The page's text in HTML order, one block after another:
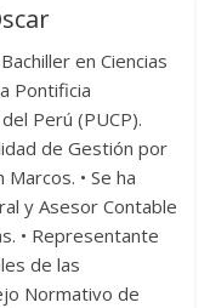
en Ciencias
Pontificia
Perú (PUCP).
de Gestión por
• Se ha
y Asesor Contable
• Representante
de las
Normativo de